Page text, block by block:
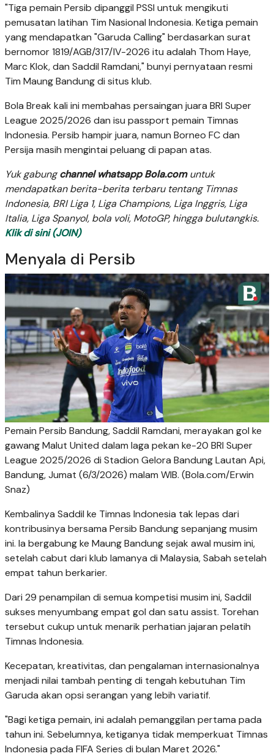
"Tiga pemain Persib dipanggil PSSI untuk mengikuti
pemusatan latihan Tim Nasional Indonesia. Ketiga pemain
yang mendapatkan "Garuda Calling" berdasarkan surat
bernomor 1819/AGB/317/IV-2026 itu adalah Thom Haye,
Marc Klok, dan Saddil Ramdani," bunyi pernyataan resmi
Tim Maung Bandung di situs klub.
Bola Break kali ini membahas persaingan juara BRI Super
League 2025/2026 dan isu passport pemain Timnas
Indonesia. Persib hampir juara, namun Borneo FC dan
Persija masih mengintai peluang di papan atas.
Yuk gabungchannel whatsapp Bola.comuntuk
mendapatkan berita-berita terbaru tentang Timnas
Indonesia, BRI Liga 1, Liga Champions, Liga Inggris, Liga
Italia, Liga Spanyol, bola voli, MotoGP, hingga bulutangkis.
Klik di sini (JOIN)
Menyala di Persib
Pemain Persib Bandung, Saddil Ramdani, merayakan gol ke
gawang Malut United dalam laga pekan ke-20 BRI Super
League 2025/2026 di Stadion Gelora Bandung Lautan Api,
Bandung, Jumat (6/3/2026) malam WIB. (Bola.com/Erwin
Snaz)
Kembalinya Saddil ke Timnas Indonesia tak lepas dari
kontribusinya bersama Persib Bandung sepanjang musim
ini. Ia bergabung ke Maung Bandung sejak awal musim ini,
setelah cabut dari klub lamanya di Malaysia, Sabah setelah
empat tahun berkarier.
Dari 29 penampilan di semua kompetisi musim ini, Saddil
sukses menyumbang empat gol dan satu assist. Torehan
tersebut cukup untuk menarik perhatian jajaran pelatih
Timnas Indonesia.
Kecepatan, kreativitas, dan pengalaman internasionalnya
menjadi nilai tambah penting di tengah kebutuhan Tim
Garuda akan opsi serangan yang lebih variatif.
"Bagi ketiga pemain, ini adalah pemanggilan pertama pada
tahun ini. Sebelumnya, ketiganya tidak memperkuat Timnas
Indonesia pada FIFA Series di bulan Maret 2026."